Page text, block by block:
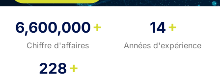
6,600,000+
Chiffre d'affaires
14+
Années d'expérience
228+